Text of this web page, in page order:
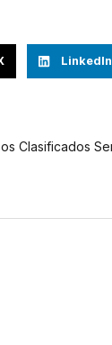
LinkedIn